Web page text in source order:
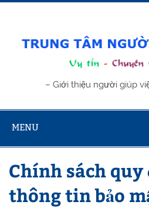
Skip
– Giới thiệu người giúp
MENU
Chính sách quy
thông tin bảo